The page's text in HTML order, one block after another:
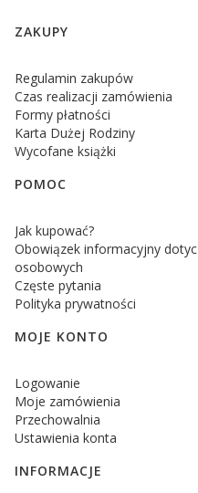
Linki w stopce
ZAKUPY
Regulamin zakupów
Czas realizacji zamówienia
Formy płatności
Karta Dużej Rodziny
Wycofane książki
POMOC
Jak kupować?
Obowiązek informacyjny
osobowych
Częste pytania
Polityka prywatności
MOJE KONTO
Logowanie
Moje zamówienia
Przechowalnia
Ustawienia konta
INFORMACJE